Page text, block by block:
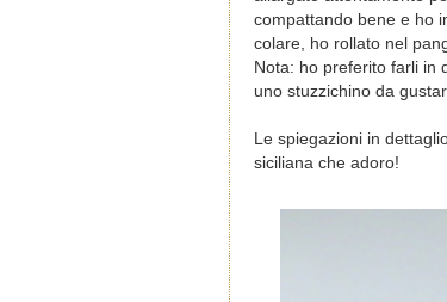
compattando bene e ho
colare, ho rollato nel
Nota: ho preferito farli in
uno stuzzichino da
Le spiegazioni in
siciliana che adoro!